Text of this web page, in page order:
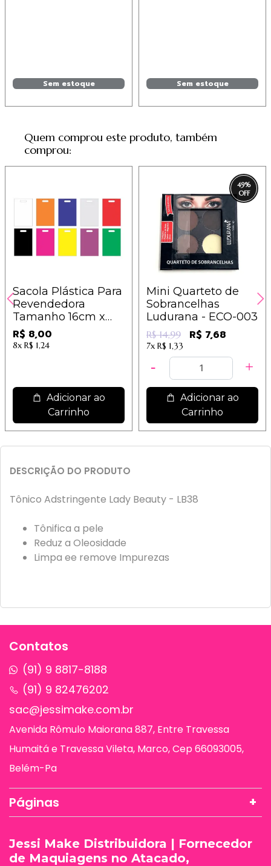
Sem estoque Sem estoque
Quem comprou este produto, também
comprou:
Sacola Plástica Para
Revendedora
Tamanho 16cm x
20cm - 25 unidades
R$ 8,00
8x R$ 1,24
Adicionar ao
Carrinho
49%
Mini Quarteto de
Sobrancelhas
Ludurana - ECO-003
R$ 14,99 R$ 7,68
7x R$ 1,33
Adicionar ao
Carrinho
DESCRIÇÃO DO PRODUTO
Tônico Adstringente Lady Beauty - LB38
Tônifica a pele
Reduz a Oleosidade
Limpa ee remove Impurezas
Contatos
(91) 9 8817-8188
(91) 9 82476202
sac@jessimake.com.br
Avenida Rômulo Maiorana 887, Entre Travessa
Humaitá e Travessa Vileta, Marco, Cep 66093005,
Belém-Pa
Páginas
Jessi Make Distribuidora | Fornecedor
de Maquiagens no Atacado,